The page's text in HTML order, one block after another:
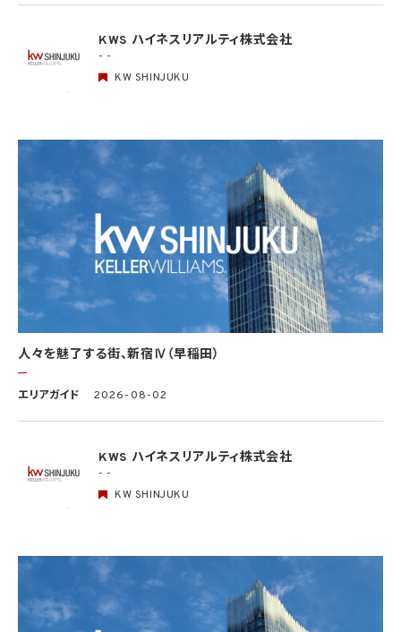
4.2 当社は、違法又は不当な行為を助長し、又は誘発するおそれがある方法により個人
5. 個人情報の適正な取得
5.1 当社は、適正に個人情報を取得し、偽りその他不正の手段により取得しません。
(1) 第4.1項第1号から第4号までのいずれかに該当する場合
(2) 学術研究機関等から要配慮個人情報を取得する場合であって、当該要配慮個人情報
を学術研究目的で取得する必要があるとき（当該要配慮個人情報を取得する目的の一
部が学術研究目的である場合を含み、個人の権利利益を不当に侵害するおそれがある
場合を除きます。）（当該個人情報取扱事業者と当該学術研究機関等が共同して学術研
究を行う場合に限ります。）
(3) 当該要配慮個人情報が、本人、国の機関、地方公共団体、学術研究機関等、個人情報
保護法第57条第1項各号に掲げる者その他個人情報保護委員会規則で定める者により
公開されている場合
(4) 本人を目視し、又は撮影することにより、その外形上明らかな要配慮個人情報を取得
する場合
(5) 第三者から要配慮個人情報の提供を受ける場合であって、当該第三者による当該提
供が第8.1項各号のいずれかに該当するとき
5.3 当社は、第三者から個人情報の提供を受けるに際しては、個人情報保護委員会規則
該個人情報の提供が第4.1項各号のいずれかに該当する場合又は第8.1項各号のいずれ
(2) 当該第三者による当該個人情報の取得の経緯
6. 個人情報の安全管理
当社は、個人情報の紛失、破壊、改ざん及び漏洩などのリスクに対して、個人情報の安全
全管理が図られるよう、必要かつ適切な監督を行います。当社の保有個人データに関す
る具体的な安全管理措置の内容は、以下のとおりです。
基本方針の策定
個人データの適正な取扱いの確保のため、「関係法令・ガイドライン等の遵守」、「質問及
KWS ハイネスリアルティ株式会社
- -
KW SHINJUKU
人々を魅了する街、新宿Ⅳ（早稲田）
エリアガイド 2026-08-02
KWS ハイネスリアルティ株式会社
- -
KW SHINJUKU